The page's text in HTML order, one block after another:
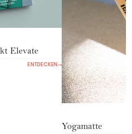
Elevate
ENTDECKEN →
Yogamatte